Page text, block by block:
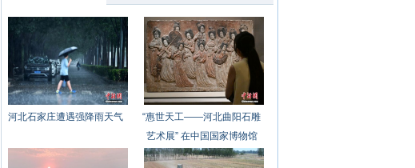
河北石家庄遭遇强降雨天气
“惠世天工——河北曲阳石雕
艺术展” 在中国国家博物馆
开幕